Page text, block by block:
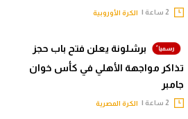
الكرة الأوروبية
برشلونة يعلن فتح باب حجز
تذاكر مواجهة الأهلي في كأس خوان
جامبر
الكرة المصرية